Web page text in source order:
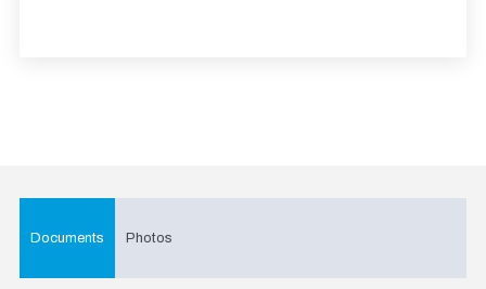
Documents Photos